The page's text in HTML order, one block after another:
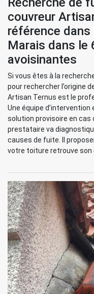
couvreur
référence dans
Marais dans le
avoisinantes
Si vous êtes à la
pour rechercher l’origine
Artisan Ternus est le
Une équipe
solution provisoire en cas
prestataire va
causes de fuite. Il
votre toiture retrouve son